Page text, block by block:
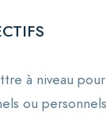
à niveau
ou